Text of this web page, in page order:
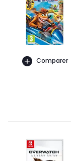
Comparer